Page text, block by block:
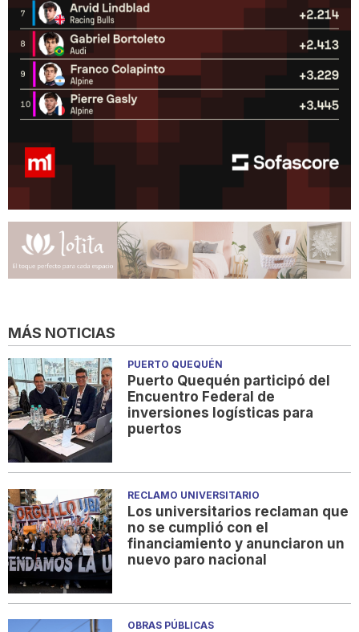
MÁS NOTICIAS
PUERTO QUEQUÉN
Puerto Quequén participó del
Encuentro Federal de
inversiones logísticas para
puertos
RECLAMO UNIVERSITARIO
Los universitarios reclaman que
no se cumplió con el
financiamiento y anunciaron un
nuevo paro nacional
OBRAS PÚBLICAS